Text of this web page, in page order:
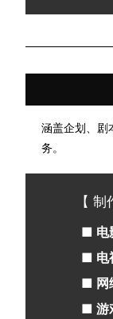
涵盖企划、剧
务。
【
■ 电
■
■ 网
■ 游